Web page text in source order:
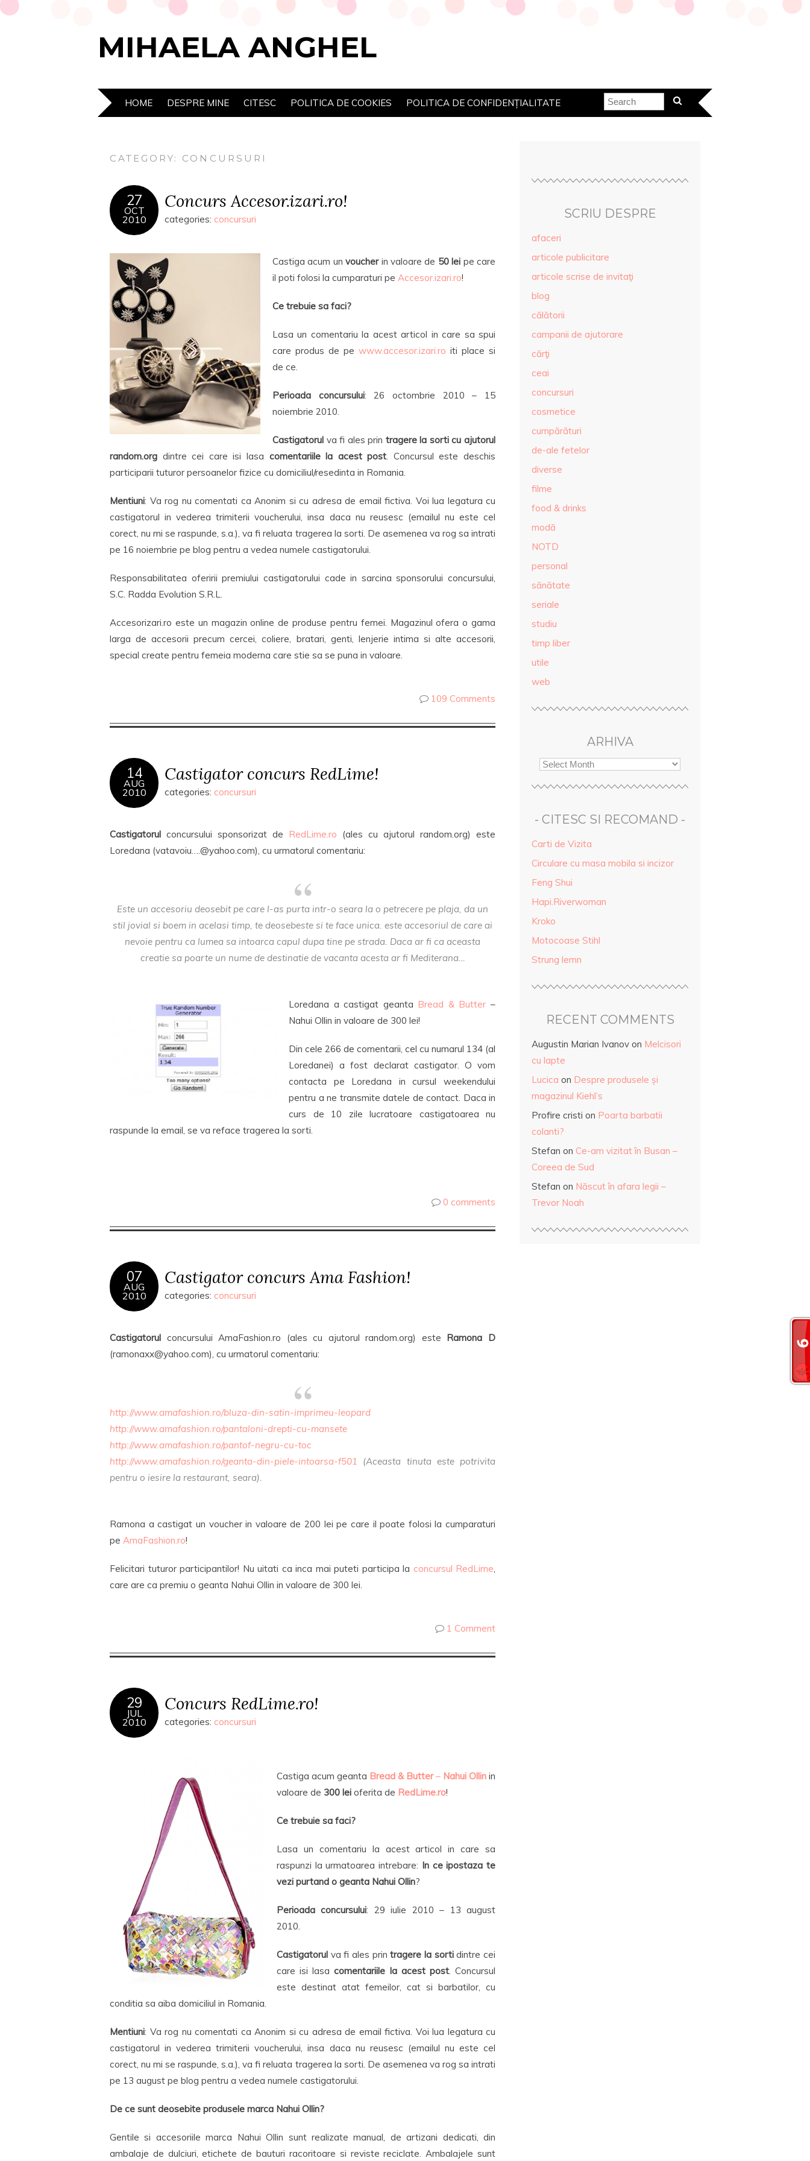
MIHAELA ANGHEL
HOME DESPRE MINE CITESC POLITICA DE COOKIES POLITICA DE CONFIDENȚIALITATE
CATEGORY: CONCURSURI
27
OCT
2010
Concurs Accesor.izari.ro!
categories: concursuri
Castiga acum unvoucherin valoare de 50 lei pe care
il poti folosi la cumparaturi pe Accesor.izari.ro!
Ce trebuie sa faci?
Lasa un comentariu la acest articol in care sa spui
care produs de pe www.accesor.izari.ro iti place si
de ce.
Perioada concursului: 26 octombrie 2010 – 15
noiembrie 2010.
Castigatorul va fi ales prin tragere la sorti cu ajutorul
random.org dintre cei care isi lasa comentariile la acest post. Concursul este deschis
participarii tuturor persoanelor fizice cu domiciliul/resedinta in Romania.
Mentiuni: Va rog nu comentati ca Anonim si cu adresa de email fictiva. Voi lua legatura cu
castigatorul in vederea trimiterii voucherului, insa daca nu reusesc (emailul nu este cel
corect, nu mi se raspunde, s.a.), va fi reluata tragerea la sorti. De asemenea va rog sa intrati
pe 16 noiembrie pe blog pentru a vedea numele castigatorului.
Responsabilitatea oferirii premiului castigatorului cade in sarcina sponsorului concursului,
S.C. Radda Evolution S.R.L.
Accesorizari.ro este un magazin online de produse pentru femei. Magazinul ofera o gama
larga de accesorii precum cercei, coliere, bratari, genti, lenjerie intima si alte accesorii,
special create pentru femeia moderna care stie sa se puna in valoare.
109 Comments
14
AUG
2010
Castigator concurs RedLime!
categories: concursuri
Castigatorul concursului sponsorizat de RedLime.ro (ales cu ajutorul random.org) este
Loredana (vatavoiu….@yahoo.com), cu urmatorul comentariu:
Este un accesoriu deosebit pe care l-as purta intr-o seara la o petrecere pe plaja, da un
stil jovial si boem in acelasi timp, te deosebeste si te face unica. este accesoriul de care ai
nevoie pentru ca lumea sa intoarca capul dupa tine pe strada. Daca ar fi ca aceasta
creatie sa poarte un nume de destinatie de vacanta acesta ar fi Mediterana…
Loredana a castigat geanta Bread & Butter –
Nahui Ollin in valoare de 300 lei!
Din cele 266 de comentarii, cel cu numarul 134 (al
Loredanei) a fost declarat castigator. O vom
contacta pe Loredana in cursul weekendului
pentru a ne transmite datele de contact. Daca in
curs de 10 zile lucratoare castigatoarea nu
raspunde la email, se va reface tragerea la sorti.
0 comments
07
AUG
2010
Castigator concurs Ama Fashion!
categories: concursuri
Castigatorul concursului AmaFashion.ro (ales cu ajutorul random.org) este Ramona D
(ramonaxx@yahoo.com), cu urmatorul comentariu:
http://www.amafashion.ro/bluza-din-satin-imprimeu-leopard
http://www.amafashion.ro/pantaloni-drepti-cu-mansete
http://www.amafashion.ro/pantof-negru-cu-toc
http://www.amafashion.ro/geanta-din-piele-intoarsa-f501 (Aceasta tinuta este potrivita
pentru o iesire la restaurant, seara).
Ramona a castigat un voucher in valoare de 200 lei pe care il poate folosi la cumparaturi
pe AmaFashion.ro!
Felicitari tuturor participantilor! Nu uitati ca inca mai puteti participa la concursul RedLime,
care are ca premiu o geanta Nahui Ollin in valoare de 300 lei.
1 Comment
29
JUL
2010
Concurs RedLime.ro!
categories: concursuri
Castiga acum geanta Bread & Butter– Nahui Ollin in
valoare de 300 lei oferita de RedLime.ro!
Ce trebuie sa faci?
Lasa un comentariu la acest articol in care sa
raspunzi la urmatoarea intrebare: In ce ipostaza te
vezi purtand o geanta Nahui Ollin?
Perioada concursului: 29 iulie 2010 – 13 august
2010.
Castigatorul va fi ales printragere la sortidintre cei
care isi lasacomentariile la acest post. Concursul
este destinat atat femeilor, cat si barbatilor, cu
conditia sa aiba domiciliul in Romania.
Mentiuni: Va rog nu comentati ca Anonim si cu adresa de email fictiva. Voi lua legatura cu
castigatorul in vederea trimiterii voucherului, insa daca nu reusesc (emailul nu este cel
corect, nu mi se raspunde, s.a.), va fi reluata tragerea la sorti. De asemenea va rog sa intrati
pe 13 august pe blog pentru a vedea numele castigatorului.
De ce sunt deosebite produsele marca Nahui Ollin?
Gentile si accesoriile marca Nahui Ollin sunt realizate manual, de artizani dedicati, din
ambalaje de dulciuri, etichete de bauturi racoritoare si reviste reciclate. Ambalajele sunt
SCRIU DESPRE
afaceri
articole publicitare
articole scrise de invitaţi
blog
călătorii
campanii de ajutorare
cărţi
ceai
concursuri
cosmetice
cumpărături
de-ale fetelor
diverse
filme
food & drinks
modă
NOTD
personal
sănătate
seriale
studiu
timp liber
utile
web
ARHIVA
- CITESC SI RECOMAND -
Carti de Vizita
Circulare cu masa mobila si incizor
Feng Shui
Hapi.Riverwoman
Kroko
Motocoase Stihl
Strung lemn
RECENT COMMENTS
Augustin Marian Ivanov on Melcisori
cu lapte
Lucica on Despre produsele și
magazinul Kiehl’s
Profire cristi on Poarta barbatii
colanti?
Stefan on Ce-am vizitat în Busan –
Coreea de Sud
Stefan on Născut în afara legii –
Trevor Noah